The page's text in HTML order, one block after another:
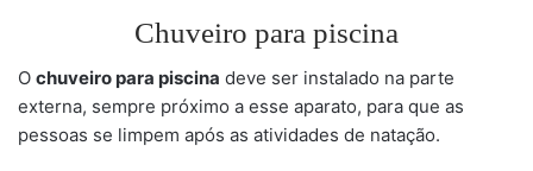
Chuveiro para piscina
O chuveiro para piscina deve ser instalado na parte
externa, sempre próximo a esse aparato, para que as
pessoas se limpem após as atividades de natação.